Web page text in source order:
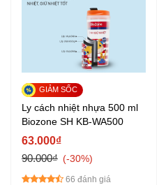
Ly cách nhiệt nhựa 500 ml
Biozone SH KB-WA500
63.000₫
90.000₫
-30%
66 đánh giá